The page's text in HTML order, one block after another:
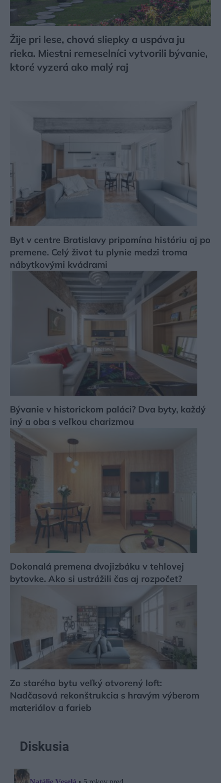
Žije pri lese, chová sliepky a uspáva ju
rieka. Miestni remeselníci vytvorili bývanie,
ktoré vyzerá ako malý raj
Byt v centre Bratislavy pripomína históriu aj po
premene. Celý život tu plynie medzi troma
nábytkovými kvádrami
Bývanie v historickom paláci? Dva byty, každý
iný a oba s veľkou charizmou
Dokonalá premena dvojizbáku v tehlovej
bytovke. Ako si ustrážili čas aj rozpočet?
Zo starého bytu veľký otvorený loft:
Nadčasová rekonštrukcia s hravým výberom
materiálov a farieb
Diskusia